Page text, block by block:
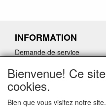
INFORMATION
Demande de service
Demander un lien
Bienvenue! Ce
cookies.
Bien que vous visitez notre